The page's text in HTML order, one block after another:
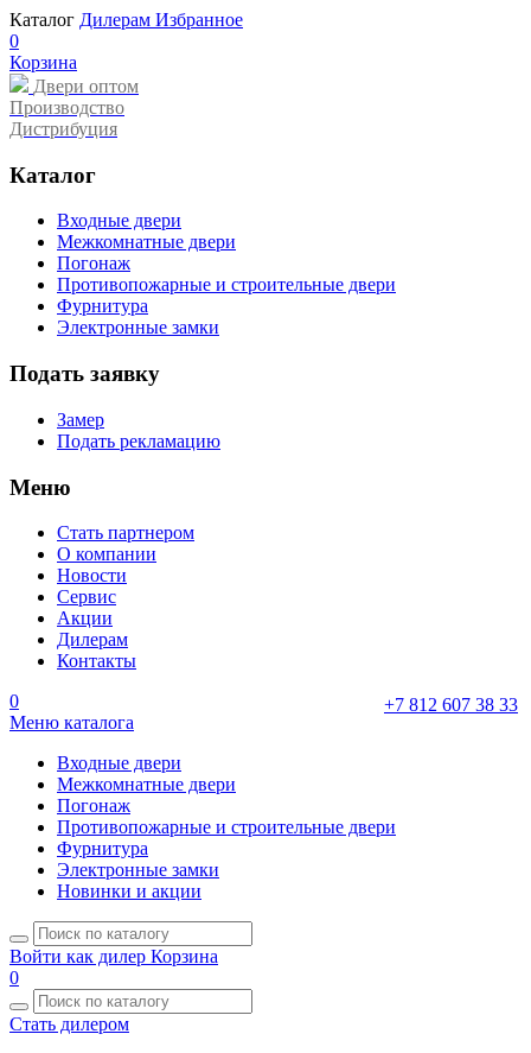
Каталог Дилерам Избранное
0
Корзина
Двери оптом
Производство
Дистрибуция
Каталог
Входные двери
Межкомнатные двери
Погонаж
Противопожарные и строительные двери
Фурнитура
Электронные замки
Подать заявку
Замер
Подать рекламацию
Меню
Стать партнером
О компании
Новости
Сервис
Акции
Дилерам
Контакты
+7 812 607 38 33
0
Меню каталога
Входные двери
Межкомнатные двери
Погонаж
Противопожарные и строительные двери
Фурнитура
Электронные замки
Новинки и акции
Войти как дилер Корзина
0
Стать дилером